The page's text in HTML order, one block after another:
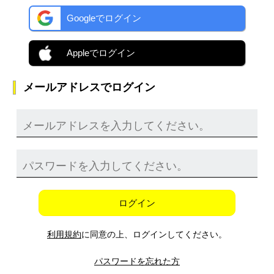
Googleでログイン
Appleでログイン
メールアドレスでログイン
ログイン
利用規約に同意の上、ログインしてください。
パスワードを忘れた方